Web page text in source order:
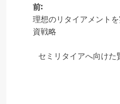
投
稿
ナ
前:
理想のリタイアメント
資戦略
セミリタイアへ向けた